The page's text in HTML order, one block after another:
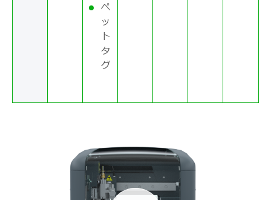
ペ
ッ
ト
タ
グ